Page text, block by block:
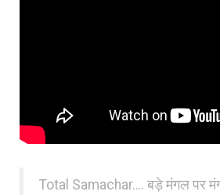
Total Samachar…. बड़े मंगल पर